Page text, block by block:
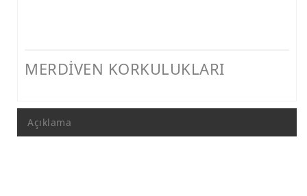
MERDİVEN KORKULUKLARI
Açıklama